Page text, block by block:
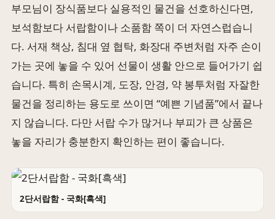
부모님이 장식품보다 실용적인 물건을 선호하신다면,
보석함보다 서랍함이나 소품함 쪽이 더 자연스럽습니
다. 서재 책상, 침대 옆 협탁, 화장대 주변처럼 자주 손이
가는 곳에 놓을 수 있어 선물이 생활 안으로 들어가기 쉽
습니다. 특히 손목시계, 도장, 안경, 약 봉투처럼 자잘한
물건을 정리하는 용도로 쓰이면 “예쁜 기념품”에서 끝나
지 않습니다. 다만 서랍 수가 많거나 부피가 큰 상품은
놓을 자리가 충분한지 확인하는 편이 좋습니다.
2단서랍함 - 국화[흑색]